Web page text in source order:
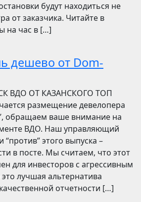
будут находиться не
от заказчика. Читайте в
на час в […]
дешево от Dom-
ВДО ОТ КАЗАНСКОГО ТОП
размещение девелопера
обращаем ваше внимание на
ВДО. Наш управляющий
“против” этого выпуска –
в посте. Мы считаем, что этот
для инвесторов с агрессивным
лучшая альтернатива
отчетности […]